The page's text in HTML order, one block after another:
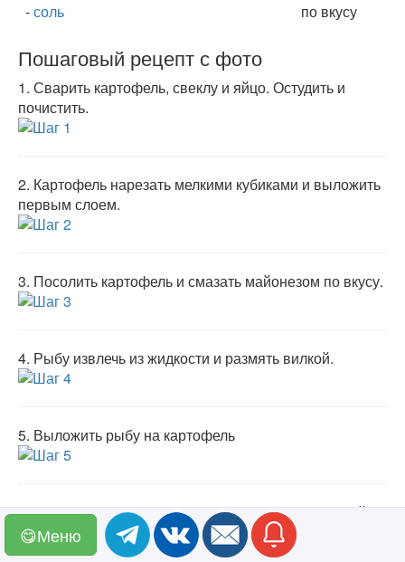
-соль по вкусу
Пошаговый рецепт с фото
1. Сварить картофель, свеклу и яйцо. Остудить и
почистить.
2. Картофель нарезать мелкими кубиками и выложить
первым слоем.
3. Посолить картофель и смазать майонезом по вкусу.
4. Рыбу извлечь из жидкости и размять вилкой.
5. Выложить рыбу на картофель
6.Лук нарезать мелкими кубиками и выложить слой на
рыбу.
😋Меню